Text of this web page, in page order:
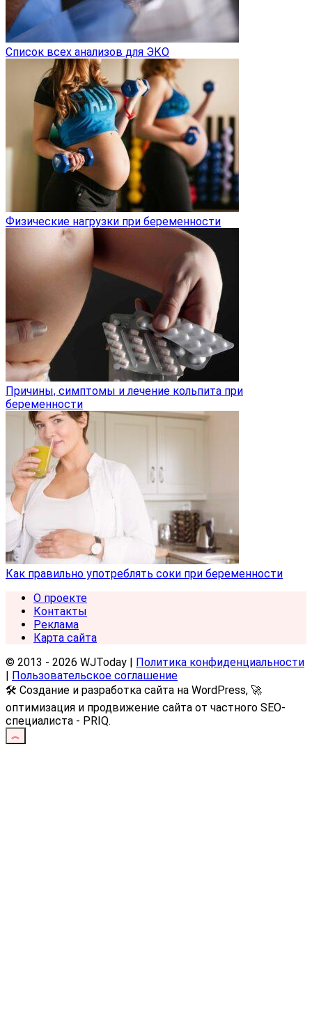
Список всех анализов для ЭКО
Физические нагрузки при беременности
Причины, симптомы и лечение кольпита при
беременности
Как правильно употреблять соки при беременности
О проекте
Контакты
Реклама
Карта сайта
© 2013 - 2026 WJToday |
Политика конфиденциальности
Пользовательское соглашение
🛠️ Создание и разработка сайта на WordPress, 🚀
оптимизация и продвижение сайта от частного SEO-
специалиста - PRIQ.